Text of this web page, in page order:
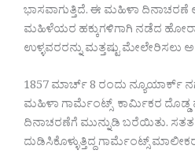
ಭಾಸವಾಗುತ್ತಿದೆ. ಈ ಮಹಿಳಾ
ಮಹಿಳೆಯರ ಹಕ್ಕುಗಳಿಗಾಗಿ ನಡೆದ
ಉಳ್ಳವರರನ್ನು ಮತ್ತಷ್ಟು ಮೇಲೇರಿಸಲು
1857 ಮಾರ್ಚ್ 8 ರಂದು ನ್ಯೂಯಾರ್ಕ್
ಮಹಿಳಾ ಗಾರ್ಮೆಂಟ್ಸ್ ಕಾರ್ಮಿಕರ
ದಿನಾಚರಣೆಗೆ ಮುನ್ನುಡಿ ಬರೆಯಿತು.
ದುಡಿಸಿಕೊಳ್ಳುತ್ತಿದ್ದ ಗಾರ್ಮೆಂಟ್ಸ್